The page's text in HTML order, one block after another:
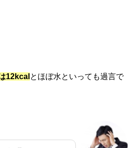
12kcal とほぼ水といっても過言で